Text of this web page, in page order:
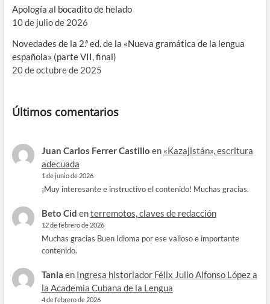
Apología al bocadito de helado
10 de julio de 2026
Novedades de la 2.ª ed. de la «Nueva gramática de la lengua
española» (parte VII, final)
20 de octubre de 2025
Últimos comentarios
Juan Carlos Ferrer Castillo en «Kazajistán», escritura
adecuada
1 de junio de 2026
¡Muy interesante e instructivo el contenido! Muchas gracias.
Beto Cid enterremotos, claves de redacción
12 de febrero de 2026
Muchas gracias Buen Idioma por ese valioso e importante
contenido.
Tania en Ingresa historiador Félix Julio Alfonso López a
la Academia Cubana de la Lengua
4 de febrero de 2026